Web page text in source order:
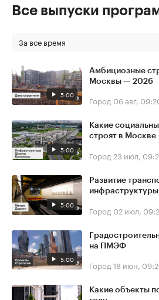
Все выпуски
За все время
5:00
Амбициозные
Москвы — 2026
Город 06 авг,
5:00
Какие
строят в Москве
Город 23 июл,
5:00
Развитие
инфраструктуры
Город 02 июл,
5:00
на ПМЭФ
Город 18 июн,
Какие объекты